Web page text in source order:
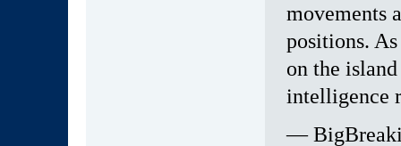
movements
positions.
on the
intelligence
—